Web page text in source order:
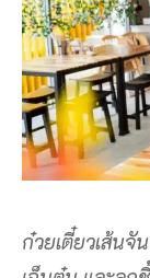
ก๋วยเตี๋ยวเส้นจั